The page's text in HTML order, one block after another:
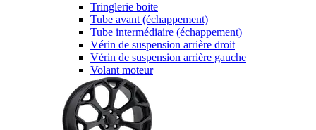
Tringlerie boite
Tube avant (échappement)
Tube intermédiaire (échappement)
Vérin de suspension arrière droit
Vérin de suspension arrière gauche
Volant moteur